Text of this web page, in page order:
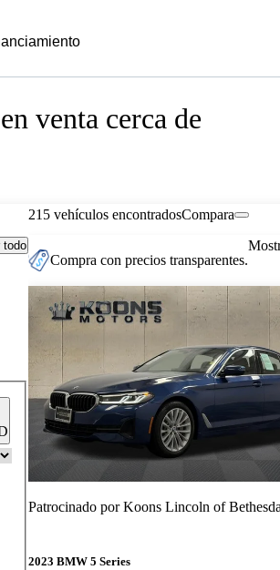
venta cerca de
todo
215 vehículos encontradosCompara
Compra con precios transparentes.
Patrocinado porKoons Lincoln of Bethesda
2023 BMW 5 Series